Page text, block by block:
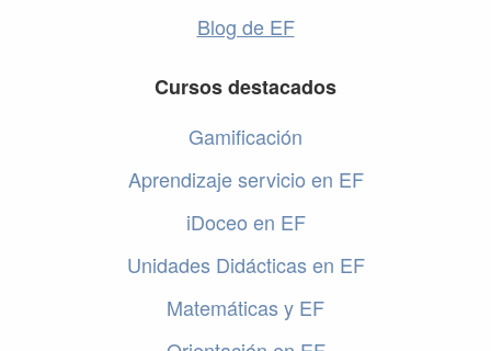
Blog de EF
Cursos destacados
Gamificación
Aprendizaje servicio en EF
iDoceo en EF
Unidades Didácticas en EF
Matemáticas y EF